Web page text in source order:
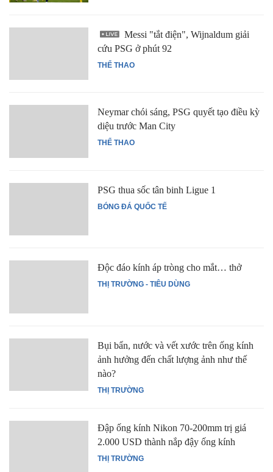
THỂ THAO
Messi "tắt điện", Wijnaldum giải
cứu PSG ở phút 92
THỂ THAO
Neymar chói sáng, PSG quyết tạo điều kỳ
diệu trước Man City
BÓNG ĐÁ QUỐC TẾ
PSG thua sốc tân binh Ligue 1
THỊ TRƯỜNG - TIÊU DÙNG
Độc đáo kính áp tròng cho mắt… thở
THỊ TRƯỜNG
Bụi bẩn, nước và vết xước trên ống kính
ảnh hưởng đến chất lượng ảnh như thế
nào?
THỊ TRƯỜNG
Đập ống kính Nikon 70-200mm trị giá
2.000 USD thành nắp đậy ống kính